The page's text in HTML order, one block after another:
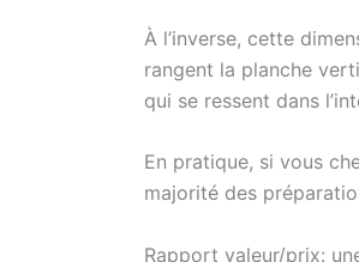
À l’inverse, cette
rangent la planche
qui se ressent dans
En pratique, si vous
majorité des
Rapport valeur/prix: